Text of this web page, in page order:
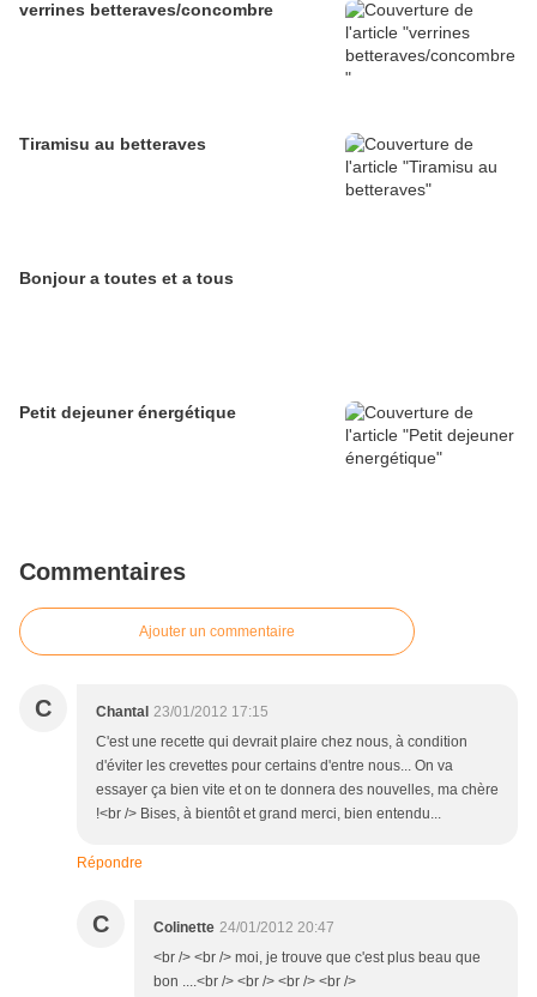
verrines betteraves/concombre
Tiramisu au betteraves
Bonjour a toutes et a tous
Petit dejeuner énergétique
Commentaires
Ajouter un commentaire
C Chantal 23/01/2012 17:15
C'est une recette qui devrait plaire chez nous, à condition
d'éviter les crevettes pour certains d'entre nous... On va
essayer ça bien vite et on te donnera des nouvelles, ma chère
!<br /> Bises, à bientôt et grand merci, bien entendu...
Répondre
C Colinette 24/01/2012 20:47
<br /> <br /> moi, je trouve que c'est plus beau que
bon ....<br /> <br /> <br /> <br />